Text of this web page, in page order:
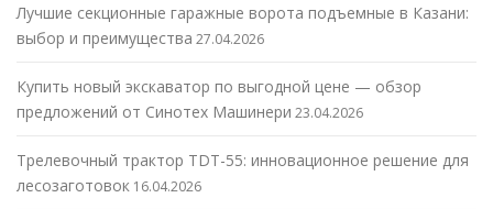
Лучшие секционные гаражные ворота подъемные в Казани:
выбор и преимущества 27.04.2026
Купить новый экскаватор по выгодной цене — обзор
предложений от Синотех Машинери 23.04.2026
Трелевочный трактор TDT-55: инновационное решение для
лесозаготовок 16.04.2026